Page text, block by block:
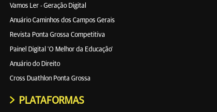
Vamos Ler - Geração Digital
Anuário Caminhos dos Campos Gerais
Revista Ponta Grossa Competitiva
Painel Digital 'O Melhor da Educação'
Anuário do Direito
Cross Duathlon Ponta Grossa
PLATAFORMAS